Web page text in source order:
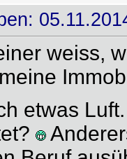
weiss,
etwas